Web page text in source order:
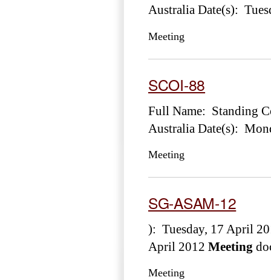
Australia Date(s):
Meeting
SCOI-88
Full Name: Standing
Australia Date(s):
Meeting
SG-ASAM-12
): Tuesday, 17 April
April 2012 Meeting
Meeting